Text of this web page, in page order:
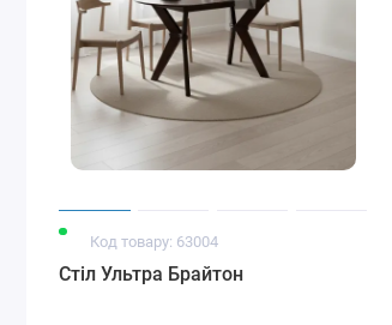
Код товару: 63004
Стіл Ультра Брайтон